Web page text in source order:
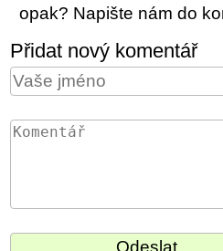
opak? Napište nám do
Přidat nový komentář